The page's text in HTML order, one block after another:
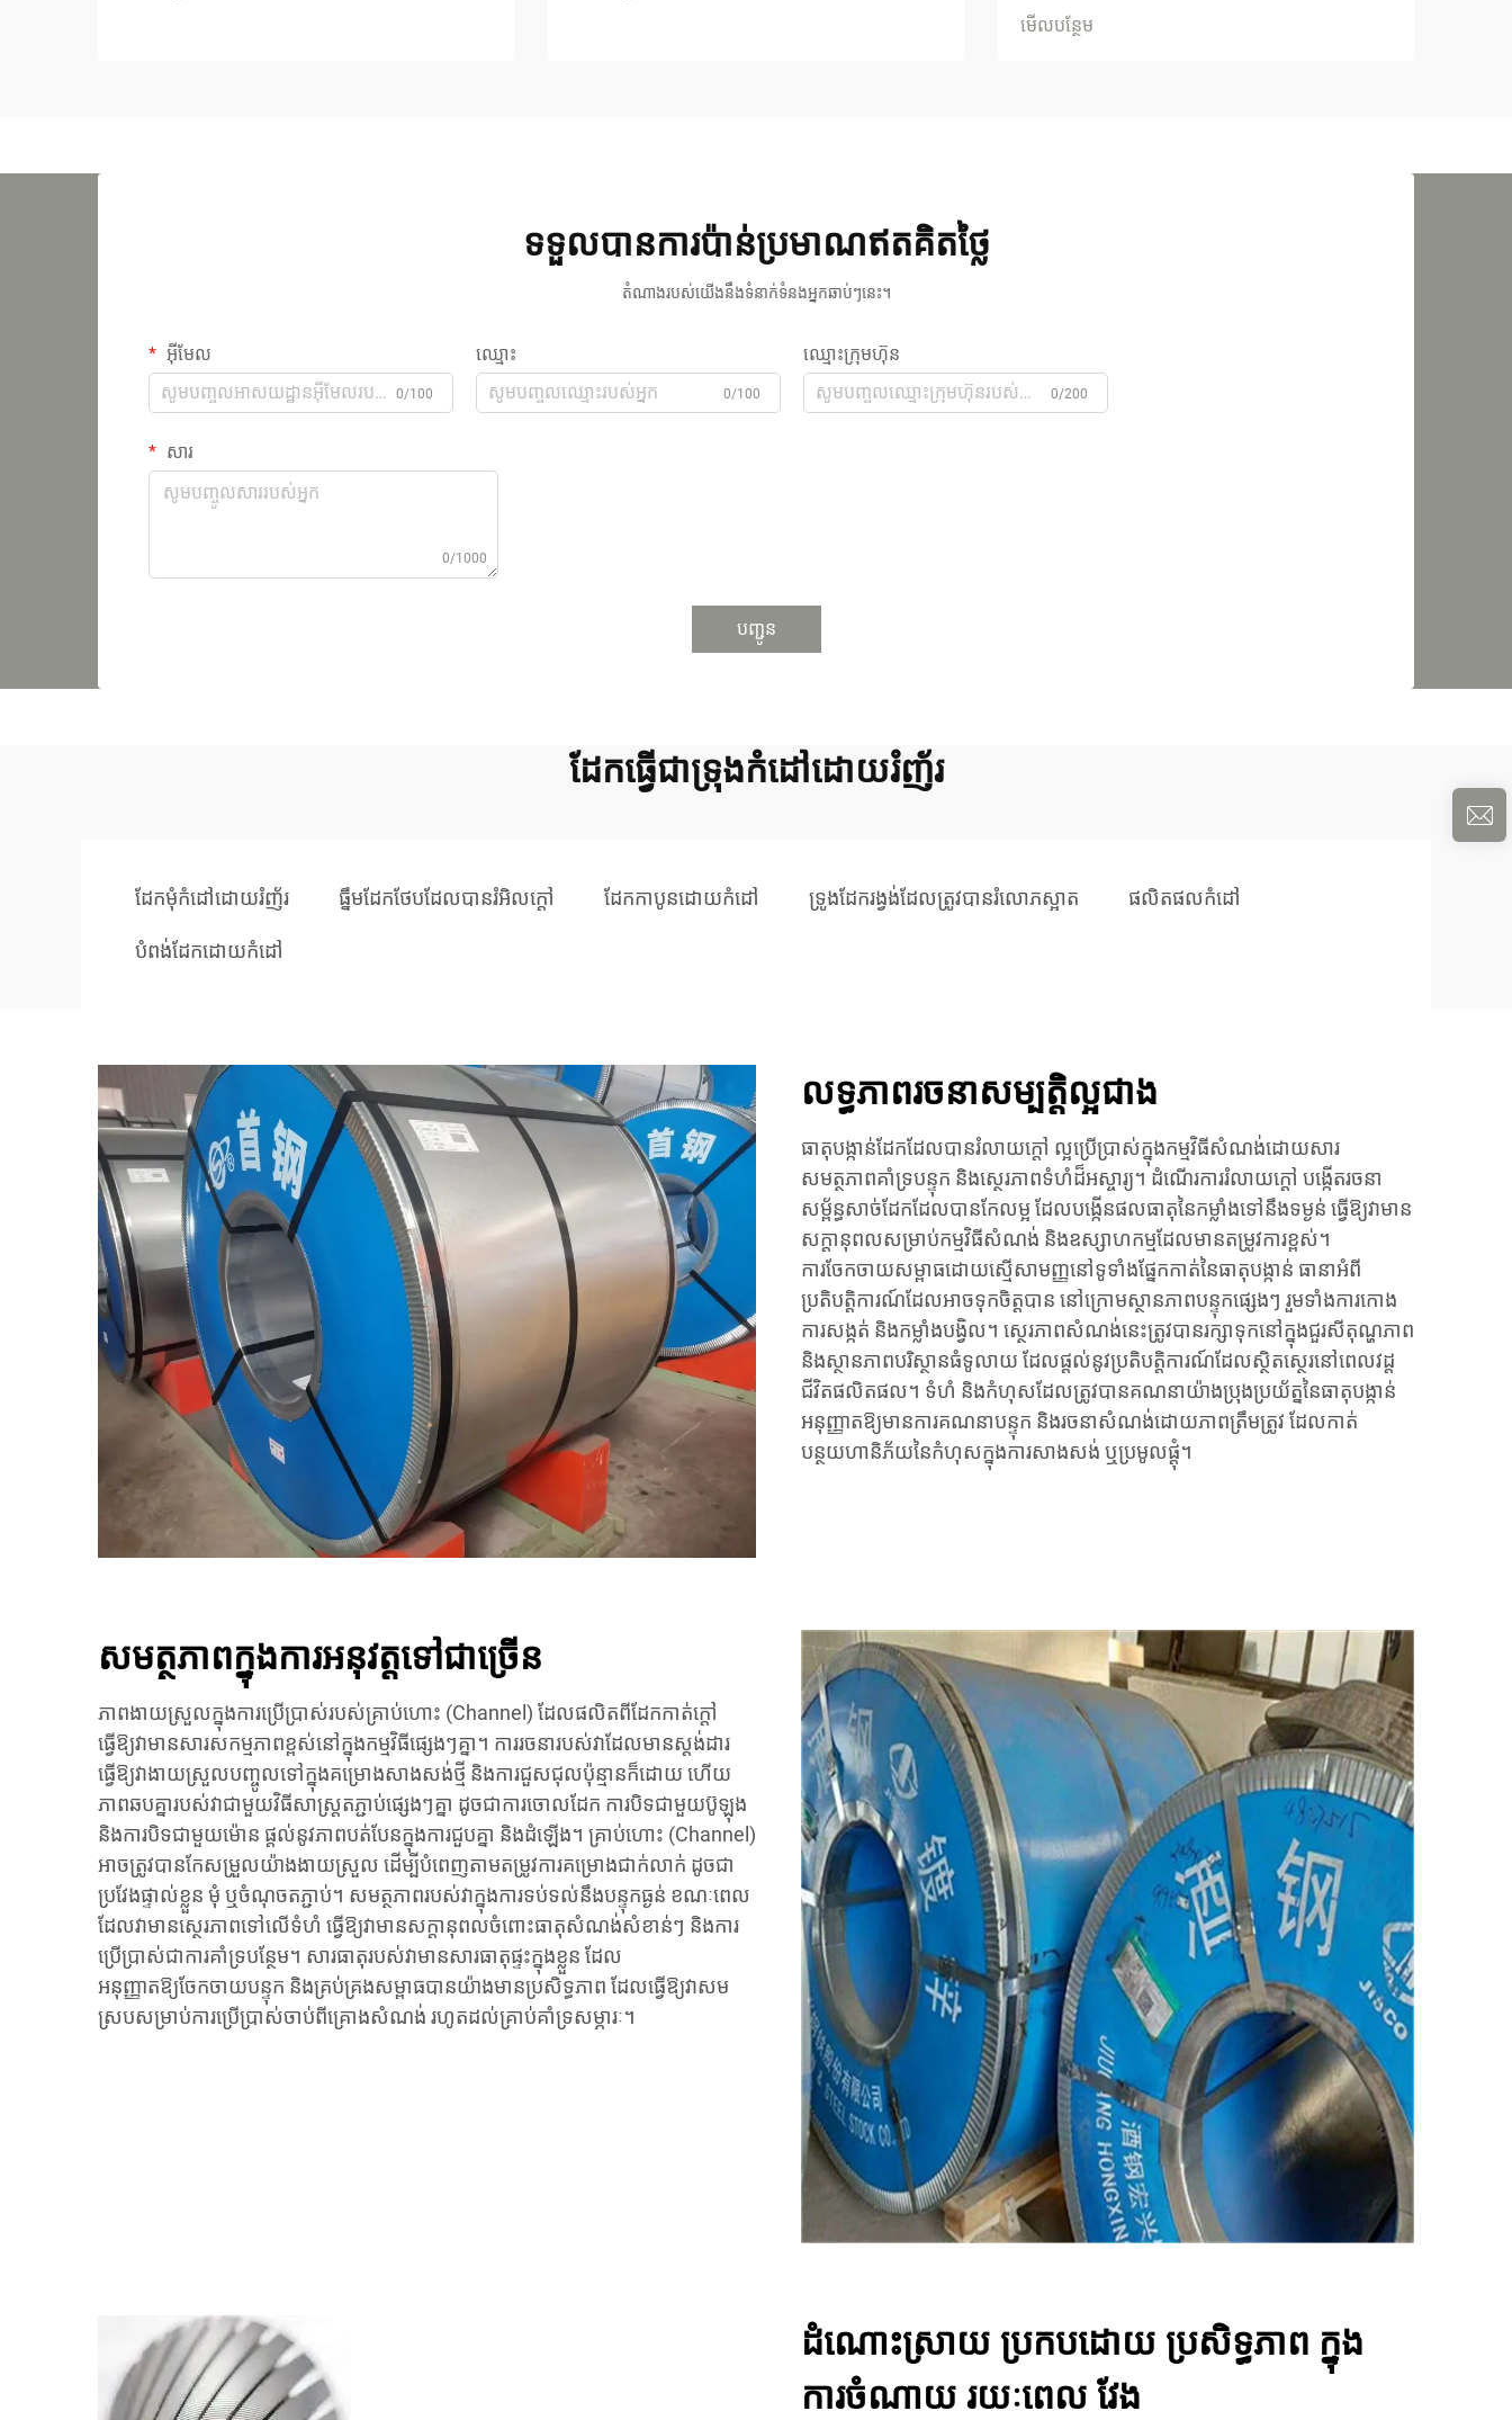
មើលបន្ថែម
ទទួលបានការប៉ាន់ប្រមាណឥតគិតថ្លៃ
តំណាងរបស់យើងនឹងទំនាក់ទំនងអ្នកឆាប់ៗនេះ។
អ៊ីមែល
0/100
ឈ្មោះ
0/100
ឈ្មោះក្រុមហ៊ុន
0/200
សារ
0/1000
បញ្ជូន
ដែកធ្វើជាទ្រុងកំដៅដោយរំញ័រ
ដែកមុំកំដៅដោយរំញ័រ ធ្នឹមដែកថែបដែលបានរំអិលក្តៅ ដែកកាបូនដោយកំដៅ ទ្រូងដែករង្វង់ដែលត្រូវបានរំលោភស្អាត ផលិតផលកំដៅ
បំពង់ដែកដោយកំដៅ
លទ្ធភាពរចនាសម្បត្តិល្អជាង
ធាតុបង្កាន់ដែកដែលបានរំលាយក្តៅ ល្អប្រើប្រាស់ក្នុងកម្មវិធីសំណង់ដោយសារ
សមត្ថភាពគាំទ្របន្ទុក និងស្ថេរភាពទំហំដ៏អស្ចារ្យ។ ដំណើរការរំលាយក្តៅ បង្កើតរចនា
សម្ព័ន្ធសាច់ដែកដែលបានកែលម្អ ដែលបង្កើនផលធាតុនៃកម្លាំងទៅនឹងទម្ងន់ ធ្វើឱ្យវាមាន
សក្ដានុពលសម្រាប់កម្មវិធីសំណង់ និងឧស្សាហកម្មដែលមានតម្រូវការខ្ពស់។
ការចែកចាយសម្ពាធដោយស្មើសាមញ្ញនៅទូទាំងផ្នែកកាត់នៃធាតុបង្កាន់ ធានាអំពី
ប្រតិបត្តិការណ៍ដែលអាចទុកចិត្តបាន នៅក្រោមស្ថានភាពបន្ទុកផ្សេងៗ រួមទាំងការកោង
ការសង្កត់ និងកម្លាំងបង្វិល។ ស្ថេរភាពសំណង់នេះត្រូវបានរក្សាទុកនៅក្នុងជួរសីតុណ្ហភាព
និងស្ថានភាពបរិស្ថានធំទូលាយ ដែលផ្តល់នូវប្រតិបត្តិការណ៍ដែលស្ថិតស្ថេរនៅពេលវដ្ត
ជីវិតផលិតផល។ ទំហំ និងកំហុសដែលត្រូវបានគណនាយ៉ាងប្រុងប្រយ័ត្ននៃធាតុបង្កាន់
អនុញ្ញាតឱ្យមានការគណនាបន្ទុក និងរចនាសំណង់ដោយភាពត្រឹមត្រូវ ដែលកាត់
បន្ថយហានិភ័យនៃកំហុសក្នុងការសាងសង់ ឬប្រមូលផ្តុំ។
សមត្ថភាពក្នុងការអនុវត្តទៅជាច្រើន
ភាពងាយស្រួលក្នុងការប្រើប្រាស់របស់គ្រាប់ហោះ (Channel) ដែលផលិតពីដែកកាត់ក្តៅ
ធ្វើឱ្យវាមានសារសកម្មភាពខ្ពស់នៅក្នុងកម្មវិធីផ្សេងៗគ្នា។ ការរចនារបស់វាដែលមានស្តង់ដារ
ធ្វើឱ្យវាងាយស្រួលបញ្ចូលទៅក្នុងគម្រោងសាងសង់ថ្មី និងការជួសជុលប៉ុន្មានក៏ដោយ ហើយ
ភាពឆបគ្នារបស់វាជាមួយវិធីសាស្ត្រតភ្ជាប់ផ្សេងៗគ្នា ដូចជា​ការចោលដែក​ ការបិទជាមួយប៊ូឡុង
និងការបិទជាមួយម៉ោន ផ្តល់នូវភាពបត់បែនក្នុងការជួបគ្នា និងដំឡើង។ គ្រាប់ហោះ (Channel)
អាចត្រូវបានកែសម្រួលយ៉ាងងាយស្រួល ដើម្បីបំពេញតាមតម្រូវការគម្រោងជាក់លាក់ ដូចជា
ប្រវែងផ្ទាល់ខ្លួន មុំ ឬចំណុចតភ្ជាប់។ សមត្ថភាពរបស់វាក្នុងការទប់ទល់នឹងបន្ទុកធ្ងន់ ខណៈពេល
ដែលវាមានស្ថេរភាពទៅលើទំហំ ធ្វើឱ្យវាមានសក្ដានុពលចំពោះធាតុសំណង់សំខាន់ៗ និងការ
ប្រើប្រាស់ជាការគាំទ្របន្ថែម។ សារធាតុរបស់វាមានសារធាតុផ្ទះក្នុងខ្លួន ដែល
អនុញ្ញាតឱ្យចែកចាយបន្ទុក និងគ្រប់គ្រងសម្ពាធបានយ៉ាងមានប្រសិទ្ធភាព ដែលធ្វើឱ្យវាសម
ស្របសម្រាប់ការប្រើប្រាស់ចាប់ពីគ្រោងសំណង់ រហូតដល់គ្រាប់គាំទ្រសម្ភារៈ។
ដំណោះស្រាយ ប្រកបដោយ ប្រសិទ្ធភាព ក្នុង
ការចំណាយ រយៈពេល វែង